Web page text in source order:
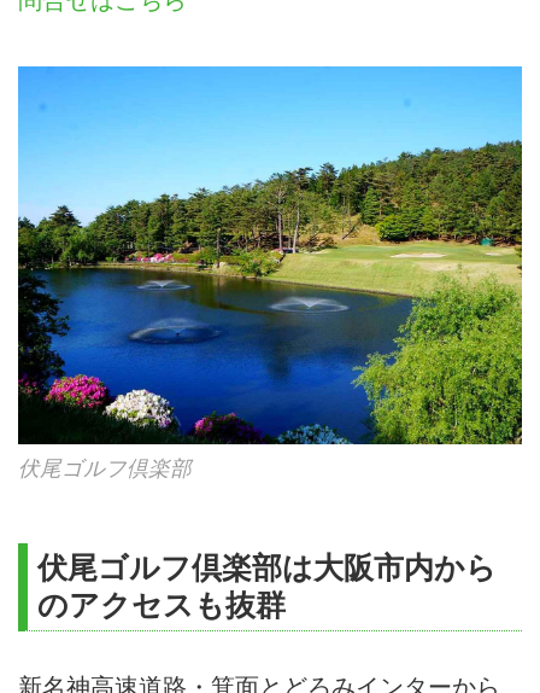
伏尾ゴルフ倶楽部
伏尾ゴルフ倶楽部は大阪市内から
のアクセスも抜群
新名神高速道路・箕面とどろみインターから